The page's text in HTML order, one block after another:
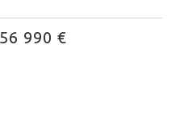
56 990 €